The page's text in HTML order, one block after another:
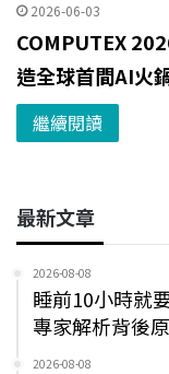
2026-06-03
COMPUTEX
造全球首間AI火
繼續閱讀
最新文章
2026-08-08
睡前10小時就
專家解析背後
2026-08-08